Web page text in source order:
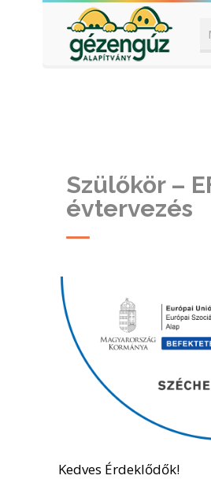
Szülőkör –
évtervezés
Kedves Érdeklődők!